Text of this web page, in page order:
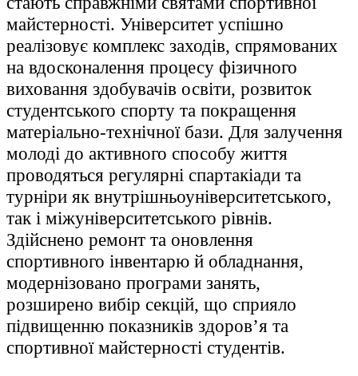
майстерності. Університет успішно
реалізовує комплекс заходів, спрямованих
на вдосконалення процесу фізичного
виховання здобувачів освіти, розвиток
студентського спорту та покращення
матеріально-технічної бази. Для залучення
молоді до активного способу життя
проводяться регулярні спартакіади та
турніри як внутрішньоуніверситетського,
так і міжуніверситетського рівнів.
Здійснено ремонт та оновлення
спортивного інвентарю й обладнання,
модернізовано програми занять,
розширено вибір секцій, що сприяло
підвищенню показників здоров’я та
спортивної майстерності студентів.